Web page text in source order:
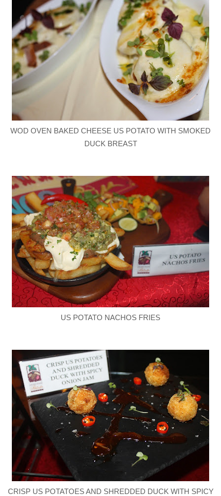
WOD OVEN BAKED CHEESE US POTATO WITH SMOKED
DUCK BREAST
US POTATO NACHOS FRIES
CRISP US POTATOES AND SHREDDED DUCK WITH SPICY